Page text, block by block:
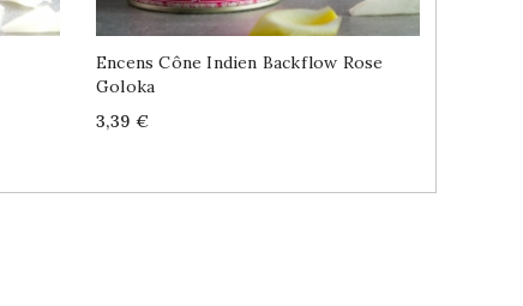
Encens Cône Indien Backflow Rose
Goloka
Price
3,39 €